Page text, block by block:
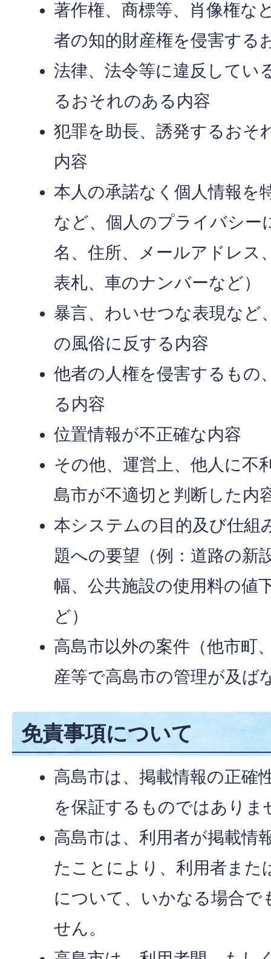
著作権、商標等、肖像権な
者の知的財産権を侵害する
法律、法令等に違反してい
るおそれのある内容
犯罪を助長、誘発するおそ
内容
本人の承諾なく個人情報を
など、個人のプライバシー
名、住所、メールアドレス
表札、車のナンバーなど）
暴言、わいせつな表現など
の風俗に反する内容
他者の人権を侵害するもの
る内容
位置情報が不正確な内容
その他、運営上、他人に不
島市が不適切と判断した内
本システムの目的及び仕組
題への要望（例：道路の新
幅、公共施設の使用料の値
ど）
高島市以外の案件（他市町
産等で高島市の管理が及ば
免責事項について
高島市は、掲載情報の正確
を保証するものではありま
高島市は、利用者が掲載情
たことにより、利用者また
について、いかなる場合で
せん。